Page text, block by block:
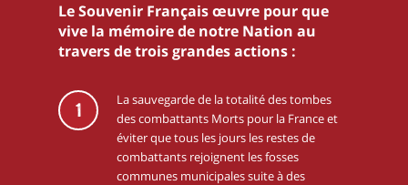
Le Souvenir Français œuvre pour que
vive la mémoire de notre Nation au
travers de trois grandes actions :
1
La sauvegarde de la totalité des tombes
des combattants Morts pour la France et
éviter que tous les jours les restes de
combattants rejoignent les fosses
communes municipales suite à des